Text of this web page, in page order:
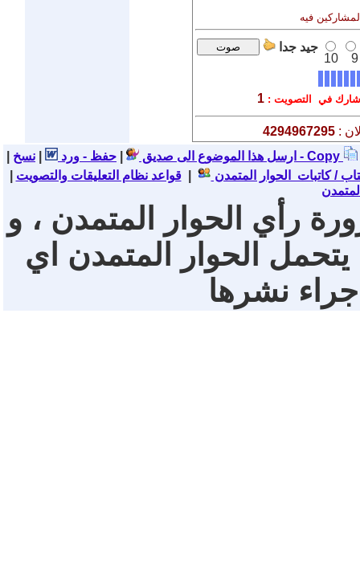
فيه
9
10
جيد جدا
في التصويت :1
:
4294967295
ارسل هذا الموضوع الى صديق حفظ - ورد نسخ - Copy
/ كاتبات الحوار المتمدن |قواعد نظام التعليقات والتصويت
رأي الحوار المتمدن ، و
يتحمل الحوار المتمدن اي
جراء نشرها